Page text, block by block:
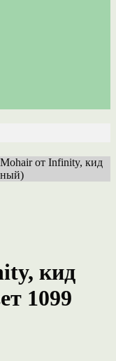
от Infinity, кид
кид
1099